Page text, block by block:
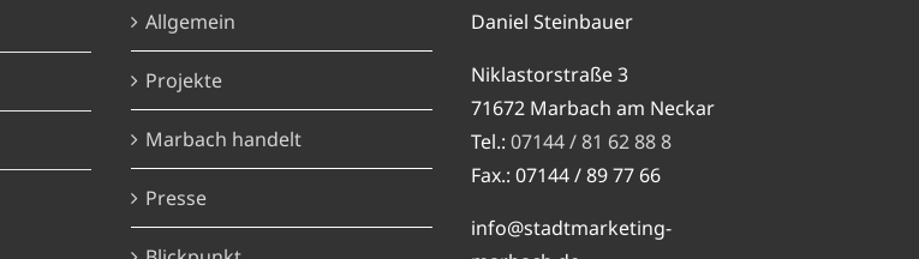
Allgemein
Projekte
Marbach handelt
Presse
Daniel Steinbauer
Niklastorstraße 3
71672 Marbach am Neckar
Tel.: 07144 / 81 62 88 8
Fax.: 07144 / 89 77 66
info@stadtmarketing-